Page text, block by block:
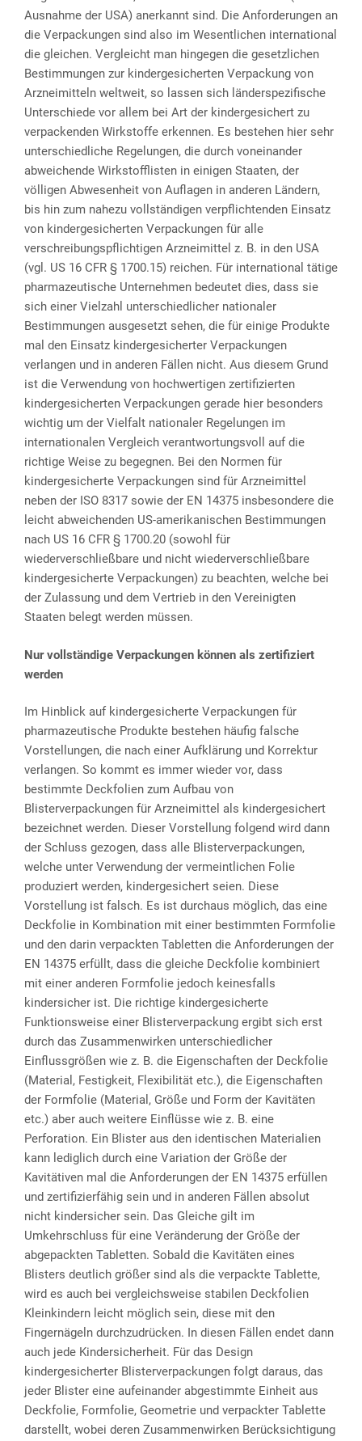
Ausnahme der USA) anerkannt sind. Die Anforderungen an
die Verpackungen sind also im Wesentlichen international
die gleichen. Vergleicht man hingegen die gesetzlichen
Bestimmungen zur kindergesicherten Verpackung von
Arzneimitteln weltweit, so lassen sich länderspezifische
Unterschiede vor allem bei Art der kindergesichert zu
verpackenden Wirkstoffe erkennen. Es bestehen hier sehr
unterschiedliche Regelungen, die durch voneinander
abweichende Wirkstofflisten in einigen Staaten, der
völligen Abwesenheit von Auflagen in anderen Ländern,
bis hin zum nahezu vollständigen verpflichtenden Einsatz
von kindergesicherten Verpackungen für alle
verschreibungspflichtigen Arzneimittel z. B. in den USA
(vgl. US 16 CFR § 1700.15) reichen. Für international tätige
pharmazeutische Unternehmen bedeutet dies, dass sie
sich einer Vielzahl unterschiedlicher nationaler
Bestimmungen ausgesetzt sehen, die für einige Produkte
mal den Einsatz kindergesicherter Verpackungen
verlangen und in anderen Fällen nicht. Aus diesem Grund
ist die Verwendung von hochwertigen zertifizierten
kindergesicherten Verpackungen gerade hier besonders
wichtig um der Vielfalt nationaler Regelungen im
internationalen Vergleich verantwortungsvoll auf die
richtige Weise zu begegnen. Bei den Normen für
kindergesicherte Verpackungen sind für Arzneimittel
neben der ISO 8317 sowie der EN 14375 insbesondere die
leicht abweichenden US-amerikanischen Bestimmungen
nach US 16 CFR § 1700.20 (sowohl für
wiederverschließbare und nicht wiederverschließbare
kindergesicherte Verpackungen) zu beachten, welche bei
der Zulassung und dem Vertrieb in den Vereinigten
Staaten belegt werden müssen.
Nur vollständige Verpackungen können als zertifiziert
werden
Im Hinblick auf kindergesicherte Verpackungen für
pharmazeutische Produkte bestehen häufig falsche
Vorstellungen, die nach einer Aufklärung und Korrektur
verlangen. So kommt es immer wieder vor, dass
bestimmte Deckfolien zum Aufbau von
Blisterverpackungen für Arzneimittel als kindergesichert
bezeichnet werden. Dieser Vorstellung folgend wird dann
der Schluss gezogen, dass alle Blisterverpackungen,
welche unter Verwendung der vermeintlichen Folie
produziert werden, kindergesichert seien. Diese
Vorstellung ist falsch. Es ist durchaus möglich, das eine
Deckfolie in Kombination mit einer bestimmten Formfolie
und den darin verpackten Tabletten die Anforderungen der
EN 14375 erfüllt, dass die gleiche Deckfolie kombiniert
mit einer anderen Formfolie jedoch keinesfalls
kindersicher ist. Die richtige kindergesicherte
Funktionsweise einer Blisterverpackung ergibt sich erst
durch das Zusammenwirken unterschiedlicher
Einflussgrößen wie z. B. die Eigenschaften der Deckfolie
(Material, Festigkeit, Flexibilität etc.), die Eigenschaften
der Formfolie (Material, Größe und Form der Kavitäten
etc.) aber auch weitere Einflüsse wie z. B. eine
Perforation. Ein Blister aus den identischen Materialien
kann lediglich durch eine Variation der Größe der
Kavitätiven mal die Anforderungen der EN 14375 erfüllen
und zertifizierfähig sein und in anderen Fällen absolut
nicht kindersicher sein. Das Gleiche gilt im
Umkehrschluss für eine Veränderung der Größe der
abgepackten Tabletten. Sobald die Kavitäten eines
Blisters deutlich größer sind als die verpackte Tablette,
wird es auch bei vergleichsweise stabilen Deckfolien
Kleinkindern leicht möglich sein, diese mit den
Fingernägeln durchzudrücken. In diesen Fällen endet dann
auch jede Kindersicherheit. Für das Design
kindergesicherter Blisterverpackungen folgt daraus, das
jeder Blister eine aufeinander abgestimmte Einheit aus
Deckfolie, Formfolie, Geometrie und verpackter Tablette
darstellt, wobei deren Zusammenwirken Berücksichtigung